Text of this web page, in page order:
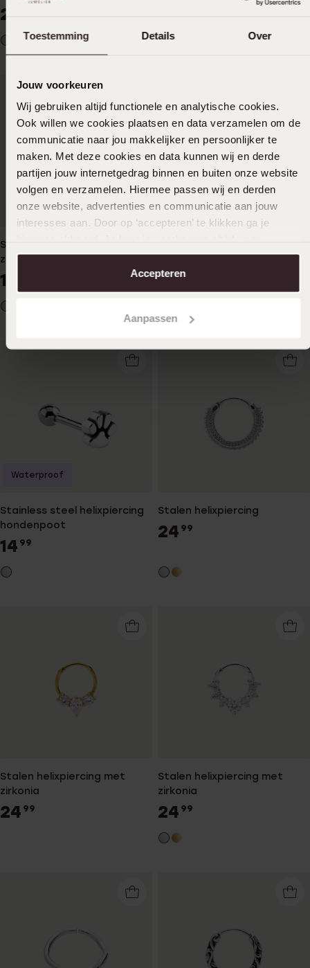
Toestemming Details Over
Jouw voorkeuren
Wij gebruiken altijd functionele en analytische cookies.
Ook willen we cookies plaatsen en data verzamelen om de
communicatie naar jou makkelijker en persoonlijker te
maken. Met deze cookies en data kunnen wij en derde
partijen jouw internetgedrag binnen en buiten onze website
volgen en verzamelen. Hiermee passen wij en derden
onze website, advertenties en communicatie aan jouw
interesses aan. Door op ‘accepteren’ te klikken ga je
aanpassen. Lees er meer over in onscookiebeleid.
Accepteren
Aanpassen
24
Stalen helixpiercing met
zirkonia
14 2299
Stainless steel helixpiercing
hondenpoot
14 99
Waterproof
Stalen helixpiercing
24 99
Stalen helixpiercing met
zirkonia
24 99
Stalen helixpiercing met
zirkonia
24 99